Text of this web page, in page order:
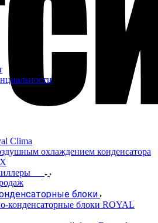
Clima
охлаждением конденсатора
блоки
конденсаторные блоки ROYAL